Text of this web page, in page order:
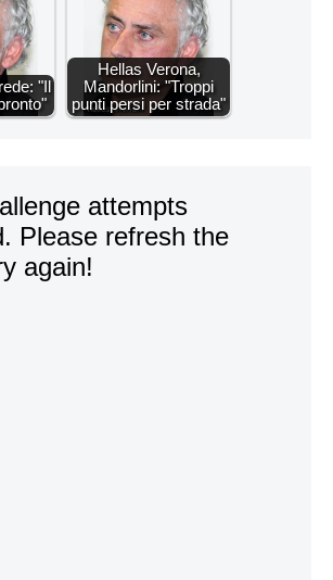
"Il
Hellas Verona,
Mandorlini: "Troppi
punti persi per strada"